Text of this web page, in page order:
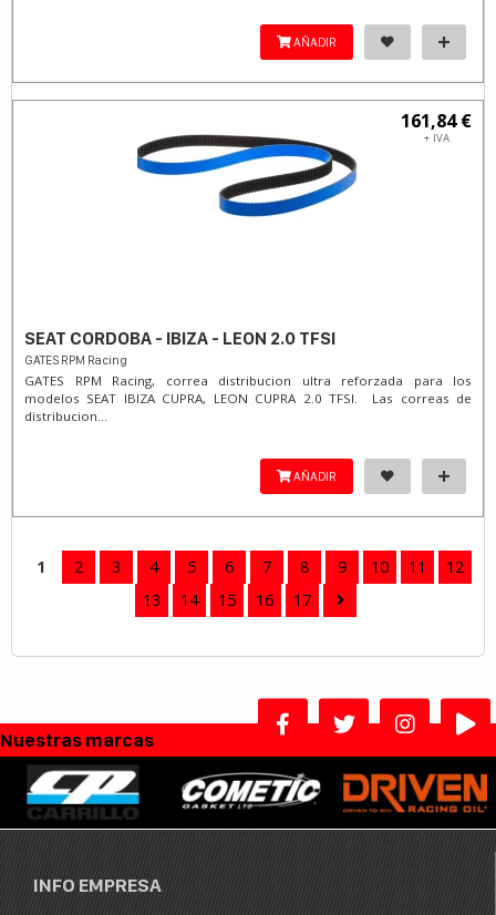
AÑADIR
161,84 €
+ IVA
SEAT CORDOBA - IBIZA - LEON 2.0 TFSI
GATES RPM Racing
GATES RPM Racing, correa distribucion ultra reforzada para los
modelos SEAT IBIZA CUPRA, LEON CUPRA 2.0 TFSI. Las correas de
distribucion...
AÑADIR
1 2 3 4 5 6 7 8 9 10 11
12
13
14 15 16 17
Nuestras marcas
INFO EMPRESA